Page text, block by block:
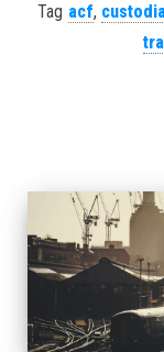
Tag acf,